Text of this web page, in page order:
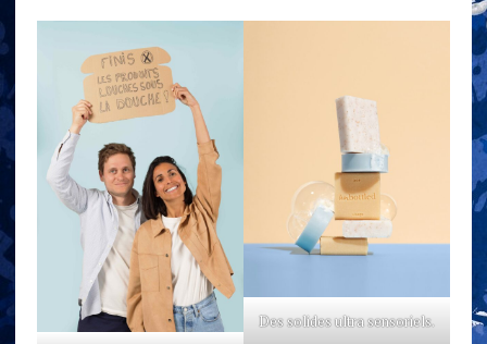
Des solides ultra sensoriels.